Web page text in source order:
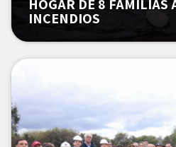
HOGAR DE 8 FAMILIAS
INCENDIOS